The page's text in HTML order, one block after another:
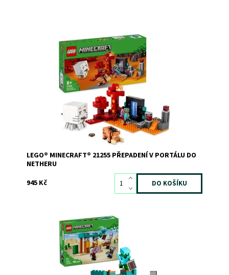
Darujte fanouškům hodiny napínavých soubojů s
oblíbenými moby
Dostupnost:
Skladem2
11523
LEGO
LEGO® MINECRAFT® 21255 PŘEPADENÍ V PORTÁLU DO
NETHERU
945 Kč
Nenechte zákeřníky ukrást poklad z vaší pouštní
Dostupnost:
Skladem2
12111